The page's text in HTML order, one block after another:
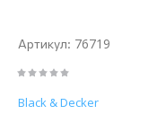
Артикул: 76719
Black & Decker